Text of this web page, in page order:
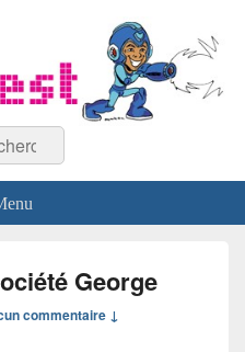
:
George
commentaire ↓